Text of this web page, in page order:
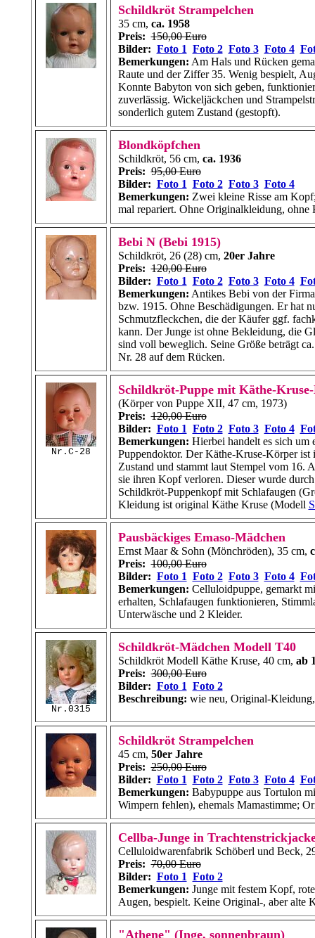
Schildkröt Strampelchen
35 cm, ca. 1958
Preis: 150,00 Euro
Bilder: Foto 1 Foto 2 Foto 3 Foto 4
Bemerkungen: Am Hals und Rücken
Raute und der Ziffer 35. Wenig bespielt,
Konnte Babyton von sich geben,
zuverlässig. Wickeljäckchen und
sonderlich gutem Zustand (gestopft).
Blondköpfchen
Schildkröt, 56 cm, ca. 1936
Preis: 95,00 Euro
Bilder: Foto 1 Foto 2 Foto 3 Foto 4
Bemerkungen: Zwei kleine Risse am
mal repariert. Ohne Originalkleidung, ohne
Bebi N (Bebi 1915)
Schildkröt, 26 (28) cm, 20er Jahre
Preis: 120,00 Euro
Bilder: Foto 1 Foto 2 Foto 3 Foto 4
Bemerkungen: Antikes Bebi von der
bzw. 1915. Ohne Beschädigungen. Er hat
Schmutzfleckchen, die der Käufer ggf.
kann. Der Junge ist ohne Bekleidung, die
sind voll beweglich. Seine Größe beträgt
Nr. 28auf dem Rücken.
Nr.C-28
Schildkröt-Puppe mit Käthe-
(Körper von Puppe XII, 47 cm, 1973)
Preis: 120,00 Euro
Bilder: Foto 1 Foto 2 Foto 3 Foto 4
Bemerkungen: Hierbei handelt es sich um
Puppendoktor. Der Käthe-Kruse-Körper ist
Zustand und stammt laut Stempel vom 16.
sie ihren Kopf verloren. Dieser wurde durch
Schildkröt-Puppenkopf mit Schlafaugen
Kleidung ist original Käthe Kruse (Modell
Pausbäckiges Emaso-Mädchen
Ernst Maar & Sohn (Mönchröden), 35 cm,
Preis: 100,00 Euro
Bilder: Foto 1 Foto 2 Foto 3 Foto 4
Bemerkungen: Celluloidpuppe, gemarkt
erhalten, Schlafaugen funktionieren,
Unterwäsche und 2 Kleider.
Nr.0315
Schildkröt-Mädchen Modell T40
Schildkröt Modell Käthe Kruse, 40 cm, ab
Preis: 300,00 Euro
Bilder: Foto 1 Foto 2
Beschreibung: wie neu, Original-
Schildkröt Strampelchen
45 cm, 50er Jahre
Preis: 250,00 Euro
Bilder: Foto 1 Foto 2 Foto 3 Foto 4
Bemerkungen: Babypuppe aus Tortulon
Wimpern fehlen), ehemals Mamastimme;
Cellba-Junge in
Celluloidwarenfabrik Schöberl und Beck,
Preis: 70,00 Euro
Bilder: Foto 1 Foto 2
Bemerkungen: Junge mit festem Kopf,
Augen, bespielt. Keine Original-, aber alte
"Athene" (Inge, sonnenbraun)